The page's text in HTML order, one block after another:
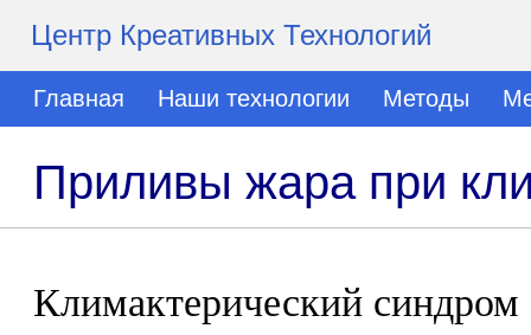
Центр Креативных Технологий
Главная Наши технологии Методы
Приливы жара при
Климактерический синдром